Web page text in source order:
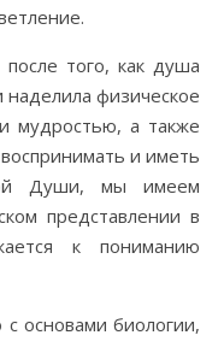
того, как душа
наделила физическое
мудростью, а также
и иметь
Души, мы имеем
представлении в
к пониманию
основами биологии,